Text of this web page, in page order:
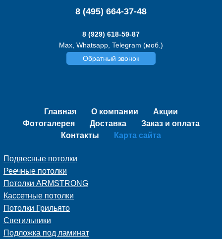
8 (495) 664-37-48
8 (929) 618-59-87
Max, Whatsapp, Telegram (моб.)
Обратный звонок
Главная О компании
Акции
Фотогалерея
Доставка
Заказ и оплата
Контакты
Карта сайта
Подвесные потолки
Реечные потолки
Потолки ARMSTRONG
Кассетные потолки
Потолки Грильято
Светильники
Подложка под ламинат